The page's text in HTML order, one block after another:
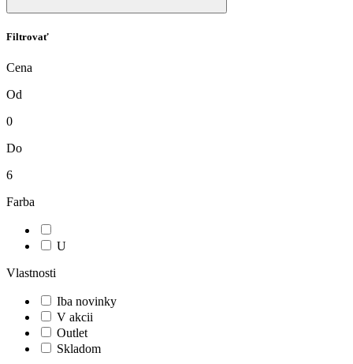
Filtrovať
Cena
Od
0
Do
6
Farba
U
Vlastnosti
Iba novinky
V akcii
Outlet
Skladom